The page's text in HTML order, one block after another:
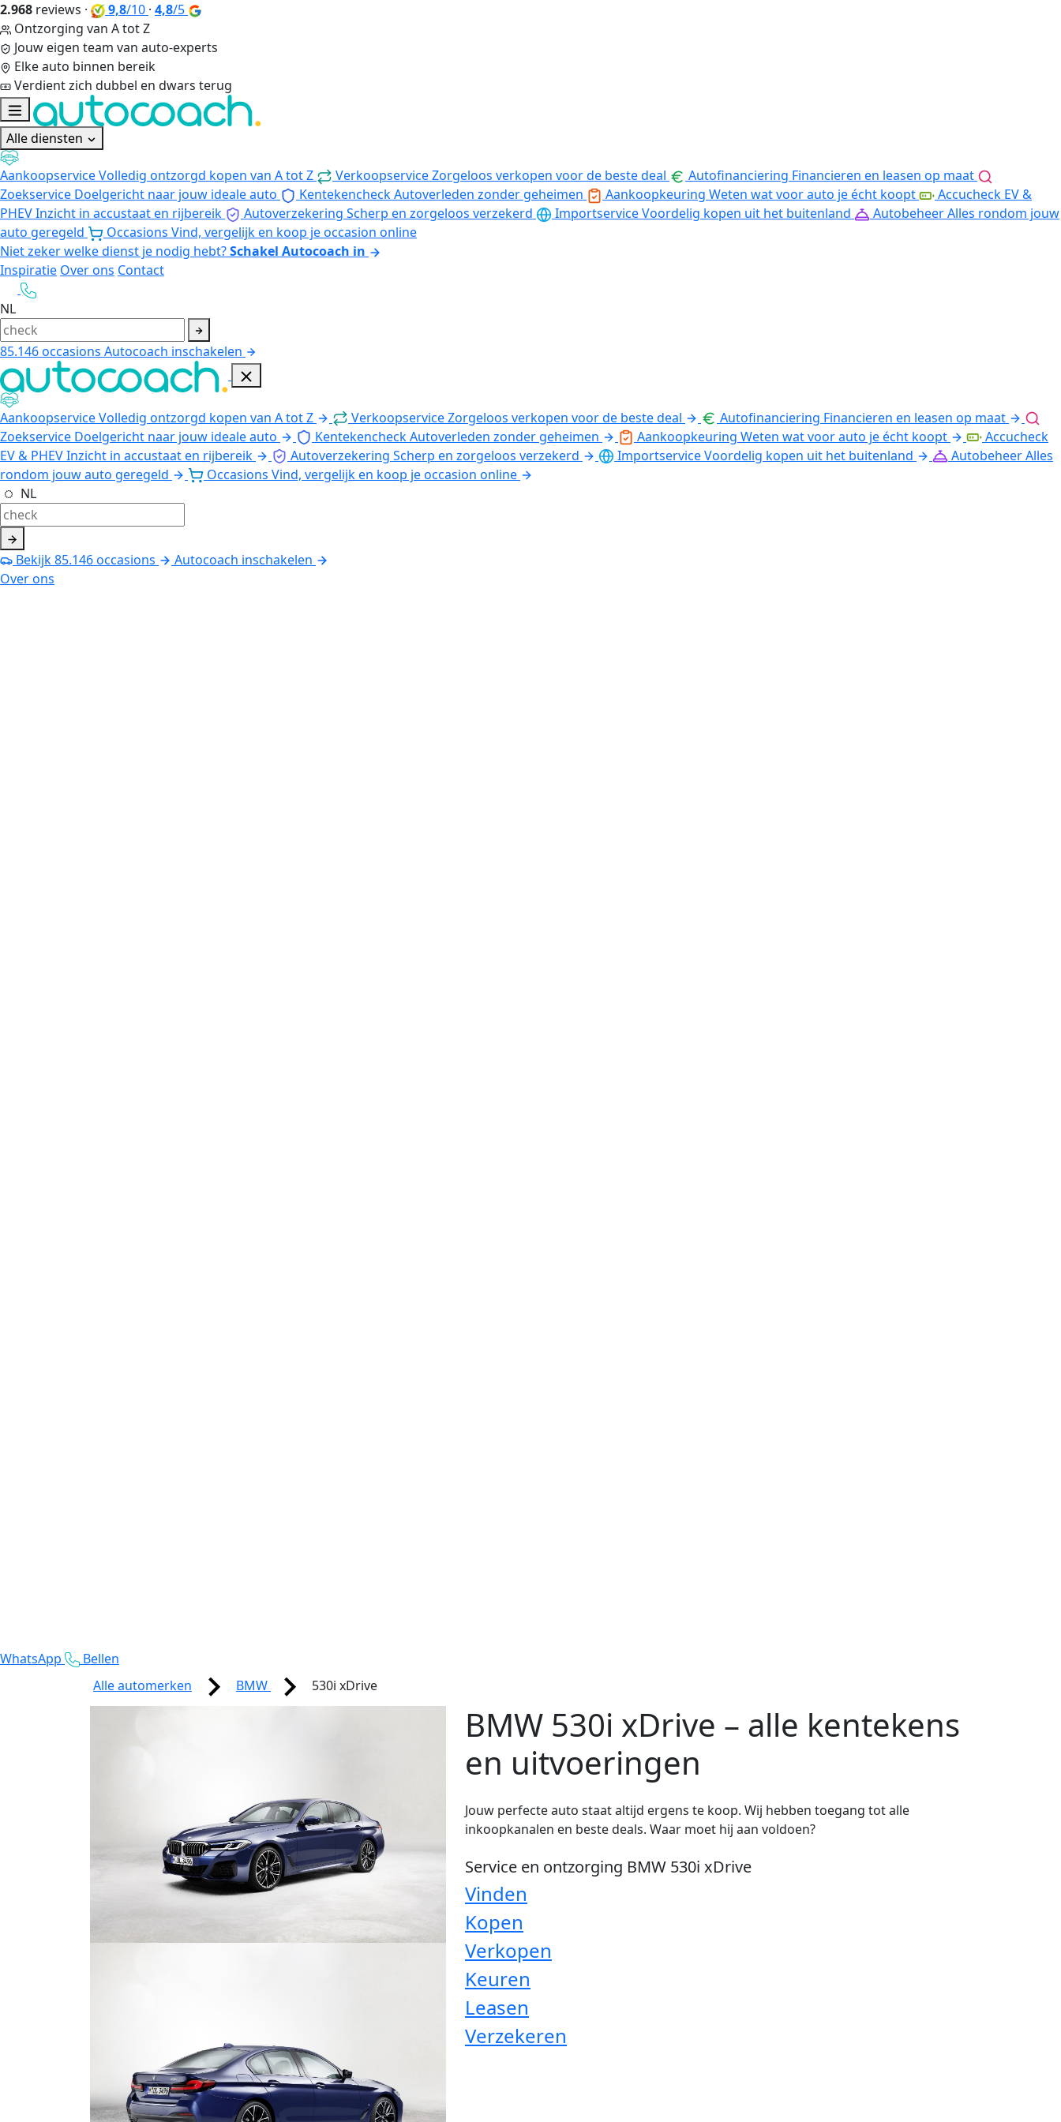
2.968 reviews · 9,8/10 · 4,8/5
Ontzorging van A tot Z
Jouw eigen team van auto-experts
Elke auto binnen bereik
Verdient zich dubbel en dwars terug
Alle diensten
AankoopserviceVolledig ontzorgd kopen van A tot Z VerkoopserviceZorgeloos verkopen voor de beste deal Autofinanciering Financieren en leasen op maat
Zoekservice Doelgericht naar jouw ideale auto KentekencheckAutoverleden zonder geheimen Aankoopkeuring Weten wat voor auto je écht koopt
Accucheck EV &
PHEVInzicht in accustaat en rijbereik Autoverzekering Scherp en zorgeloos verzekerd ImportserviceVoordelig kopen uit het buitenland AutobeheerAlles rondom jouw
auto geregeld
Occasions Vind, vergelijk en koop je occasion online
Niet zeker welke dienst je nodig hebt?Schakel Autocoach in
Inspiratie Over ons Contact
NL
85.146occasions Autocoach inschakelen
AankoopserviceVolledig ontzorgd kopen van A tot Z VerkoopserviceZorgeloos verkopen voor de beste deal Autofinanciering Financieren en leasen op maat
Zoekservice Doelgericht naar jouw ideale auto KentekencheckAutoverleden zonder geheimen Aankoopkeuring Weten wat voor auto je écht koopt
Accucheck
EV & PHEVInzicht in accustaat en rijbereik Autoverzekering Scherp en zorgeloos verzekerd ImportserviceVoordelig kopen uit het buitenland AutobeheerAlles
rondom jouw auto geregeld
Occasions Vind, vergelijk en koop je occasion online
NL
Bekijk85.146occasions
Autocoach inschakelen
Over ons
WhatsApp
Bellen
Alle automerken
BMW 530i xDrive
BMW 530i xDrive – alle kentekens
en uitvoeringen
Jouw perfecte auto staat altijd ergens te koop. Wij hebben toegang tot alle
inkoopkanalen en beste deals. Waar moet hij aan voldoen?
Service en ontzorging BMW 530i xDrive
Vinden
Kopen
Verkopen
Keuren
Leasen
Verzekeren